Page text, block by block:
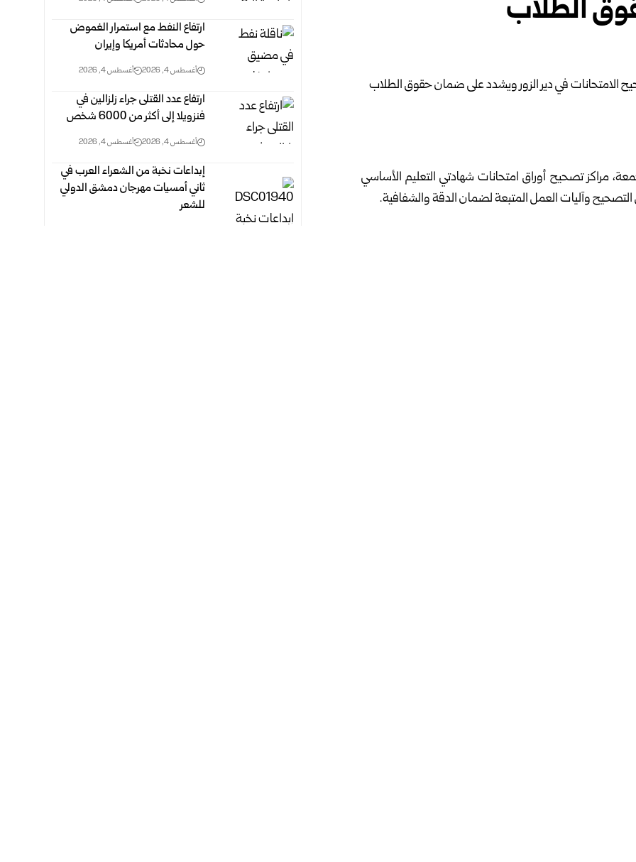
الطلاب
مراكز تصحيح أوراق امتحانات شهادتي التعليم الأساسي
التصحيح وآليات العمل المتبعة لضمان الدقة والشفافية.
ارتفاع النفط مع استمرار الغموض
حول محادثات أمريكا وإيران
أغسطس 4, 2026 أغسطس 4, 2026
ارتفاع عدد القتلى جراء زلزالين في
فنزويلا إلى أكثر من 6000 ‏شخص
أغسطس 4, 2026 أغسطس 4, 2026
إبداعات نخبة من الشعراء العرب في
ثاني أمسيات مهرجان دمشق الدولي
‏للشعر